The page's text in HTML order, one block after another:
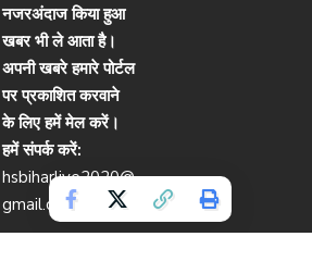
नजरअंदाज किया हुआ
खबर भी ले आता है।
अपनी खबरे हमारे पोर्टल
पर प्रकाशित करवाने
के लिए हमें मेल करें।
हमें संपर्क करें:
hsbiharlive2020@
gmail.com